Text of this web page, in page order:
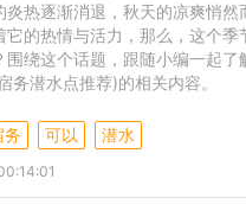
炎热逐渐消退，秋天的凉爽悄
它的热情与活力，那么，这个季
围绕这个话题，跟随小编一起了
务潜水点推荐)的相关内容。
务 可以 潜水